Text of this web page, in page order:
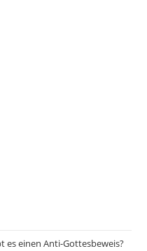
es einen Anti-Gottesbeweis?